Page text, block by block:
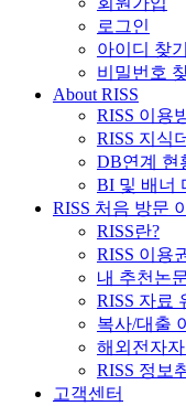
로그인
아이디 찾기
비밀번호
About RISS
RISS 이용
RISS 지식
DB연계 현
BI 및 배너
RISS 처음 방문
RISS란?
RISS 이용
내 추천논
RISS 자료
복사/대출
해외전자
RISS 정보
고객센터